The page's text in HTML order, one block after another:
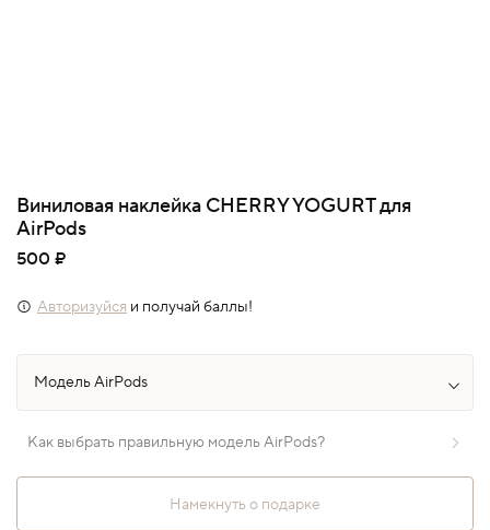
Виниловая наклейка CHERRY YOGURT для
AirPods
500 ₽
Авторизуйся и получай баллы!
Как выбрать правильную модель AirPods?
Намекнуть о подарке